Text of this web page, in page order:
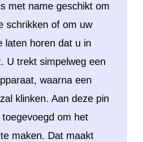
met name geschikt om
schrikken of om uw
laten horen dat u in
U trekt simpelweg een
waarna een
klinken. Aan deze pin
om het
maken. Dat maakt